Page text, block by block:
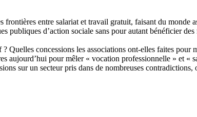
entre salariat et travail gratuit, faisant du monde
d’action sociale sans pour autant bénéficier des
Quelles concessions les associations ont-elles faites pour
aujourd’hui pour mêler « vocation professionnelle » et «
sur un secteur pris dans de nombreuses contradictions,